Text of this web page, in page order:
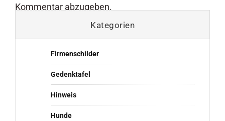
Kommentar abzugeben.
Kategorien
Firmenschilder
Gedenktafel
Hinweis
Hunde